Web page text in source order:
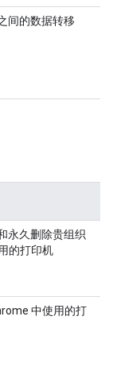
间的数据转移
永久删除贵组织
的打印机
中使用的打